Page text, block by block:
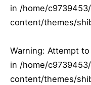
in /home/
content/themes/
Warning: Attempt
in /home/
content/themes/